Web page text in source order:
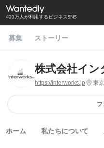
400万人が利用するビジネスSNS
募集 ストーリー
株式会社イン
https://interworks.jp 東
ホーム 私たちについて